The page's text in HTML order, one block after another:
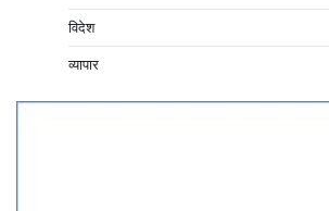
विदेश
व्यापार